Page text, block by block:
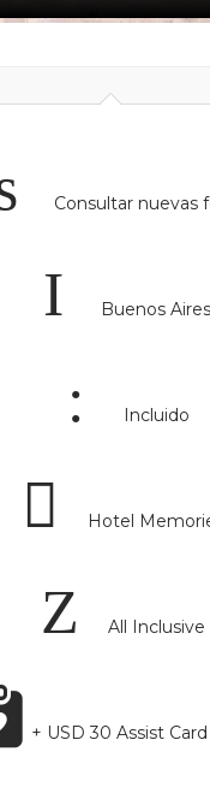
Consultar nuevas
Buenos Aires
Incluido
Hotel
All Inclusive
+ USD 30 Assist